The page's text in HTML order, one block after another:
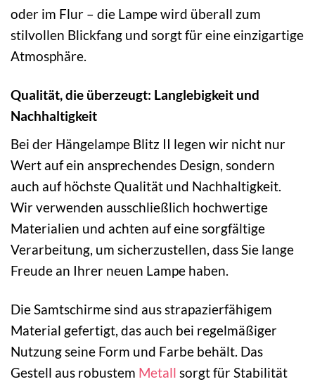
oder im Flur – die Lampe wird überall zum
stilvollen Blickfang und sorgt für eine einzigartige
Atmosphäre.
Qualität, die überzeugt: Langlebigkeit und
Nachhaltigkeit
Bei der Hängelampe Blitz II legen wir nicht nur
Wert auf ein ansprechendes Design, sondern
auch auf höchste Qualität und Nachhaltigkeit.
Wir verwenden ausschließlich hochwertige
Materialien und achten auf eine sorgfältige
Verarbeitung, um sicherzustellen, dass Sie lange
Freude an Ihrer neuen Lampe haben.
Die Samtschirme sind aus strapazierfähigem
Material gefertigt, das auch bei regelmäßiger
Nutzung seine Form und Farbe behält. Das
Gestell aus robustem Metall sorgt für Stabilität